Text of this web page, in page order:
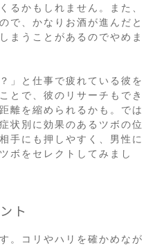
るかもしれません。また、
で、かなりお酒が進んだと
まうことがあるのでやめま
」と仕事で疲れている彼を
とで、彼のリサーチもでき
離を縮められるかも。では
状別に効果のあるツボの位
手にも押しやすく、男性に
ボをセレクトしてみまし
ト
。コリやハリを確かめなが